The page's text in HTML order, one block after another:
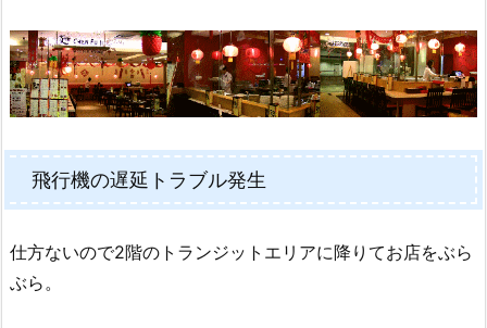
飛行機の遅延トラブル発生
仕方ないので2階のトランジットエリアに降りてお店をぶら
ぶら。